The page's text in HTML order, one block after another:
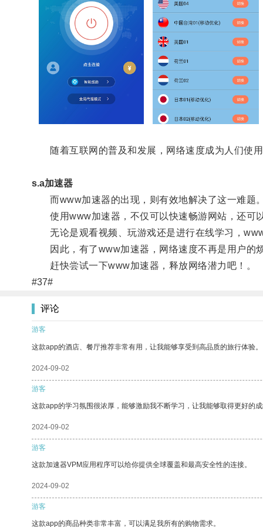
随着互联网的普及和发展，网络速度成为人们使用
s.a加速器
而www加速器的出现，则有效地解决了这一难题
使用www加速器，不仅可以快速畅游网站，还可
无论是观看视频、玩游戏还是进行在线学习，
因此，有了www加速器，网络速度不再是用户的
赶快尝试一下www加速器，释放网络潜力吧！。
#37#
评论
游客
这款app的酒店、餐厅推荐非常有用，让我能够享受到高品质的旅行体验。
2024-09-02
游客
这款app的学习氛围很浓厚，能够激励我不断学习，让我能够取得更好的
2024-09-02
游客
这款加速器VPM应用程序可以给你提供全球覆盖和最高安全性的连接。
2024-09-02
游客
这款app的商品种类非常丰富，可以满足我所有的购物需求。